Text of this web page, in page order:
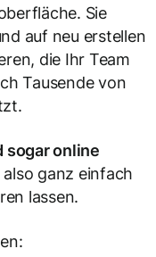
Sie
auf neu erstellen
die Ihr Team
Tausende von
sogar online
ganz einfach
lassen.